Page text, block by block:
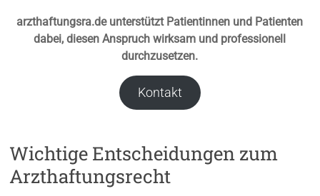
arzthaftungsra.de unterstützt Patientinnen und Patienten
dabei, diesen Anspruch wirksam und professionell
durchzusetzen.
Kontakt
Wichtige Entscheidungen zum
Arzthaftungsrecht